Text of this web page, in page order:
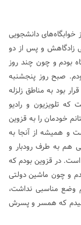
از خوابگاه‌های دانشجویی
زادگاهش و پس از دو
بودم و چون چند روز
صبح روز پنجشنبه
بود به مناطق زلزله
تلویزیون و رادیو
خودمان را به قزوین
و همیشه از آنجا به
هم به طرف رودبار و
در قزوین بودم که
و چون ماشین دولتی
وضع مناسبی نداشت،
که همسر و پسرش